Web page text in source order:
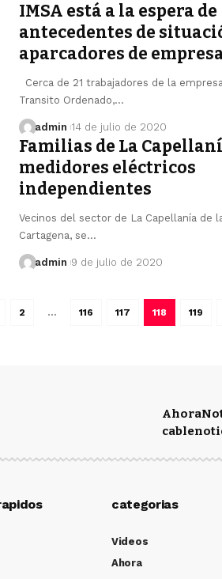
IMSA está a la espera de
antecedentes de
aparcadores de empresa
Cerca de 21 trabajadores de la
Transito Ordenado,…
admin 14 de julio de 2020
Familias de La
medidores eléctricos
independientes
Vecinos del sector de La Capellanía de
Cartagena, se…
admin 9 de julio de 2020
2 … 116 117 118 119
Ahora
categorias
Videos
Ahora